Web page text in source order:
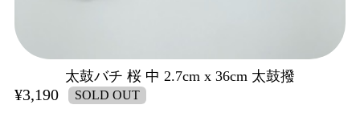
太鼓バチ 桜 中 2.7cm x 36cm 太鼓撥
¥3,190 SOLD OUT